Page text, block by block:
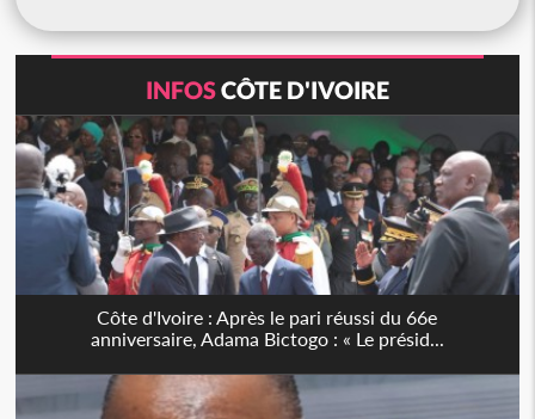
INFOSCÔTE D'IVOIRE
Côte d'Ivoire : Après le pari réussi du 66e
anniversaire, Adama Bictogo : « Le présid...